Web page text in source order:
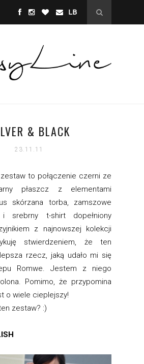
& BLACK
23.11.11
to połączenie czerni ze
płaszcz z elementami
skórzana torba, zamszowe
srebrny t-shirt dopełniony
z najnowszej kolekcji
stwierdzeniem, że ten
rzecz, jaką udało mi się
Romwe. Jestem z niego
Pomimo, że przypomina
o wiele cieplejszy!
zestaw? :)